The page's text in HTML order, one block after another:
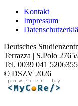
Kontakt
Impressum
Deutsches
Terrazza | S.Polo
Tel. 0039 041
© DSZV 2026